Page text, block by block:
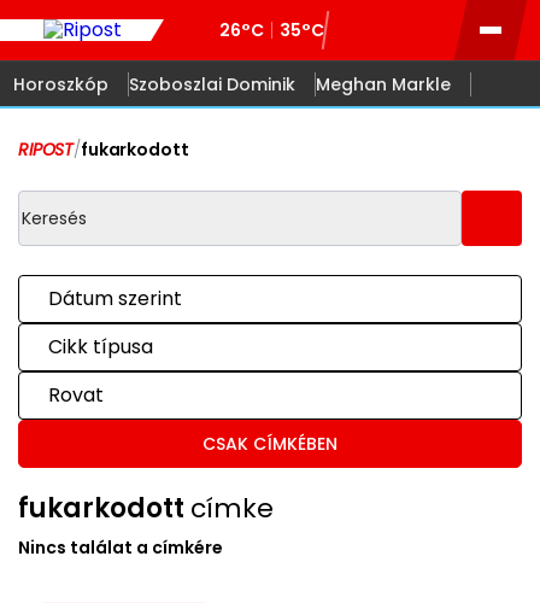
26°C 35°C
Horoszkóp Szoboszlai Dominik Meghan Markle
RIPOST/fukarkodott
Dátum szerint
Cikk típusa
Rovat
CSAK CÍMKÉBEN
fukarkodott címke
Nincs találat a címkére